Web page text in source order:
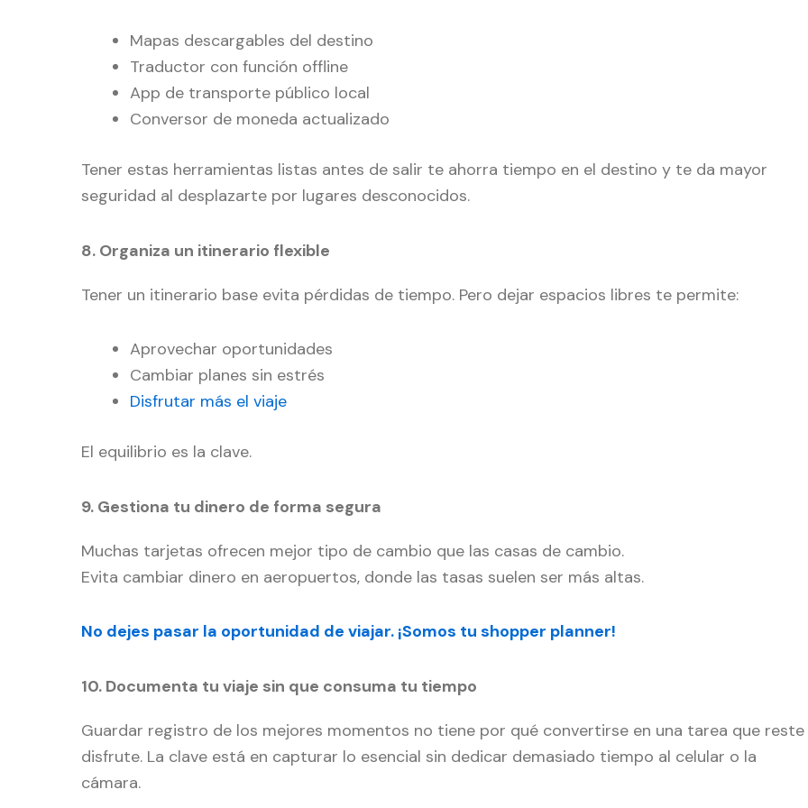
Mapas descargables del destino
Traductor con función offline
App de transporte público local
Conversor de moneda actualizado
Tener estas herramientas listas antes de salir te ahorra tiempo en el destino y te da mayor
seguridad al desplazarte por lugares desconocidos.
8. Organiza un itinerario flexible
Tener un itinerario base evita pérdidas de tiempo. Pero dejar espacios libres te permite:
Aprovechar oportunidades
Cambiar planes sin estrés
Disfrutar más el viaje
El equilibrio es la clave.
9. Gestiona tu dinero de forma segura
Muchas tarjetas ofrecen mejor tipo de cambio que las casas de cambio.
Evita cambiar dinero en aeropuertos, donde las tasas suelen ser más altas.
No dejes pasar la oportunidad de viajar. ¡Somos tu shopper planner!
10. Documenta tu viaje sin que consuma tu tiempo
Guardar registro de los mejores momentos no tiene por qué convertirse en una tarea que reste
disfrute. La clave está en capturar lo esencial sin dedicar demasiado tiempo al celular o la
cámara.